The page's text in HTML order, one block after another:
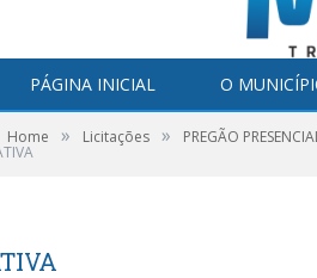
PÁGINA INICIAL O
Home » Licitações » PREGÃO